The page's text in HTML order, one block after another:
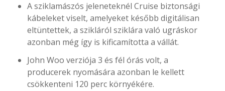
A sziklamászós jeleneteknél Cruise biztonsági
kábeleket viselt, amelyeket később digitálisan
eltüntettek, a szikláról sziklára való ugráskor
azonban még így is kificamította a vállát.
John Woo verziója 3 és fél órás volt, a
producerek nyomására azonban le kellett
csökkenteni 120 perc környékére.